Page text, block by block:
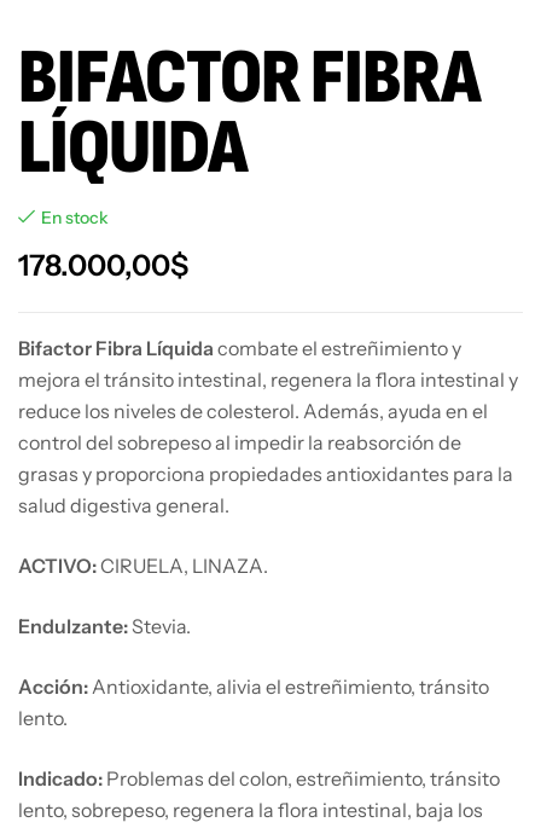
BIFACTOR FIBRA
LÍQUIDA
En stock
178.000,00$
Bifactor Fibra Líquida combate el estreñimiento y
mejora el tránsito intestinal, regenera la flora intestinal y
reduce los niveles de colesterol. Además, ayuda en el
control del sobrepeso al impedir la reabsorción de
grasas y proporciona propiedades antioxidantes para la
salud digestiva general.
ACTIVO:CIRUELA, LINAZA.
Endulzante:Stevia.
Acción:Antioxidante, alivia el estreñimiento, tránsito
lento.
Indicado: Problemas del colon, estreñimiento, tránsito
lento, sobrepeso, regenera la flora intestinal, baja los